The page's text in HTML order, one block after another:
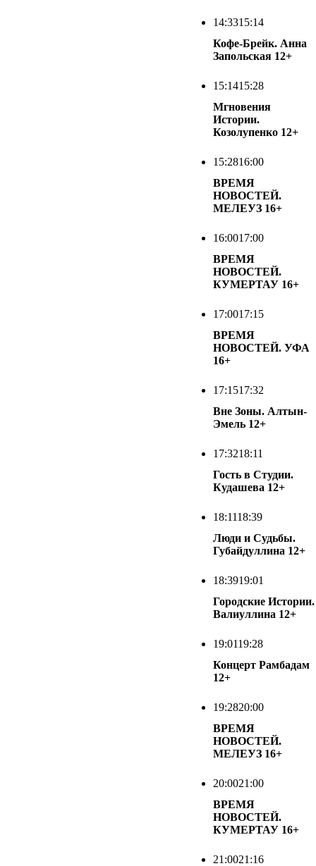
14:3315:14
Кофе-Брейк. Анна
Запольская 12+
15:1415:28
Мгновения
Истории.
Козолупенко 12+
15:2816:00
ВРЕМЯ
НОВОСТЕЙ.
МЕЛЕУЗ 16+
16:0017:00
ВРЕМЯ
НОВОСТЕЙ.
КУМЕРТАУ 16+
17:0017:15
ВРЕМЯ
НОВОСТЕЙ. УФА
16+
17:1517:32
Вне Зоны. Алтын-
Эмель 12+
17:3218:11
Гость в Студии.
Кудашева 12+
18:1118:39
Люди и Судьбы.
Губайдуллина 12+
18:3919:01
Городские Истории.
Валиуллина 12+
19:0119:28
Концерт Рамбадам
12+
19:2820:00
ВРЕМЯ
НОВОСТЕЙ.
МЕЛЕУЗ 16+
20:0021:00
ВРЕМЯ
НОВОСТЕЙ.
КУМЕРТАУ 16+
21:0021:16